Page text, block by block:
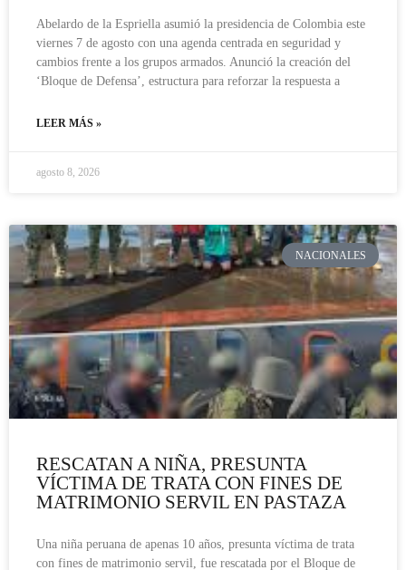
Abelardo de la Espriella asumió la presidencia de Colombia este
viernes 7 de agosto con una agenda centrada en seguridad y
cambios frente a los grupos armados. Anunció la creación del
‘Bloque de Defensa’, estructura para reforzar la respuesta a
LEER MÁS »
agosto 8, 2026
NACIONALES
RESCATAN A NIÑA, PRESUNTA
VÍCTIMA DE TRATA CON FINES DE
MATRIMONIO SERVIL EN PASTAZA
Una niña peruana de apenas 10 años, presunta víctima de trata
con fines de matrimonio servil, fue rescatada por el Bloque de